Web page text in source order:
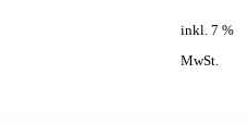
inkl. 7 %
MwSt.